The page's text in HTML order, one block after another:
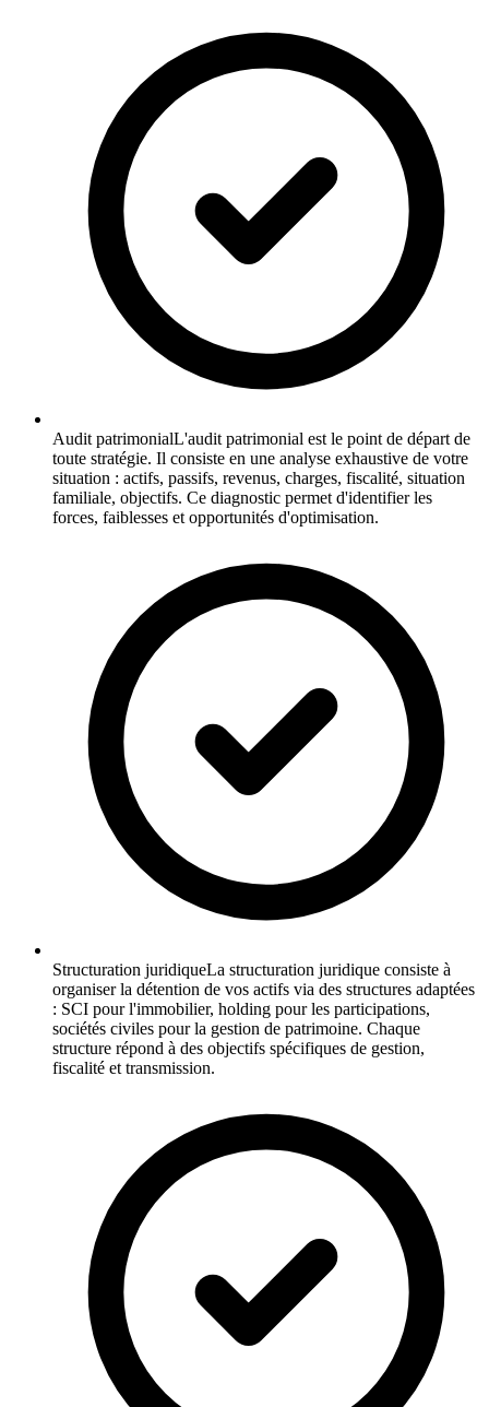
Audit patrimonialL'audit patrimonial est le point de départ de
toute stratégie. Il consiste en une analyse exhaustive de votre
situation : actifs, passifs, revenus, charges, fiscalité, situation
familiale, objectifs. Ce diagnostic permet d'identifier les
forces, faiblesses et opportunités d'optimisation.
Structuration juridiqueLa structuration juridique consiste à
organiser la détention de vos actifs via des structures adaptées
: SCI pour l'immobilier, holding pour les participations,
sociétés civiles pour la gestion de patrimoine. Chaque
structure répond à des objectifs spécifiques de gestion,
fiscalité et transmission.